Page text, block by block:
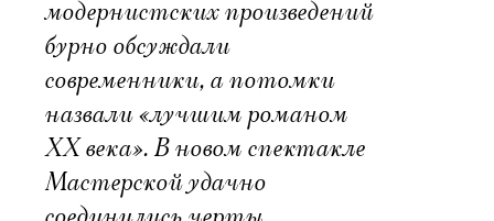
модернистских произведений
бурно обсуждали
современники, а потомки
назвали «лучшим романом
ХХ века». В новом спектакле
Мастерской удачно